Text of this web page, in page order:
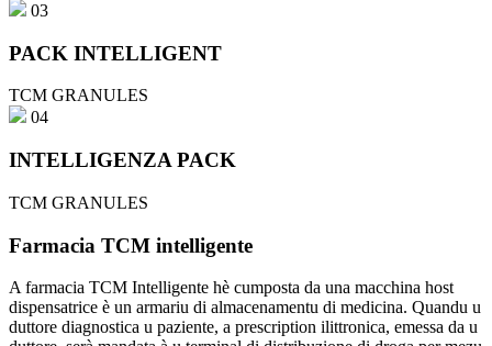
03
PACK INTELLIGENT
TCM GRANULES
04
INTELLIGENZA PACK
TCM GRANULES
Farmacia TCM intelligente
A farmacia TCM Intelligente hè cumposta da una macchina host
dispensatrice è un armariu di almacenamentu di medicina. Quandu u
duttore diagnostica u paziente, a prescription ilittronica, emessa da u